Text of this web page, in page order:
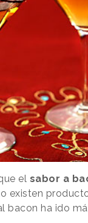
el sabor a
existen
bacon ha ido